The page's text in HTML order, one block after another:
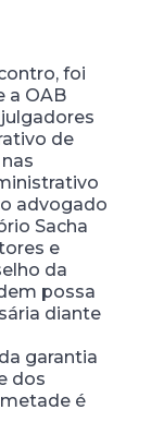
foi
a OAB
de
advogado
Sacha
e
da
possa
diante
garantia
dos
é